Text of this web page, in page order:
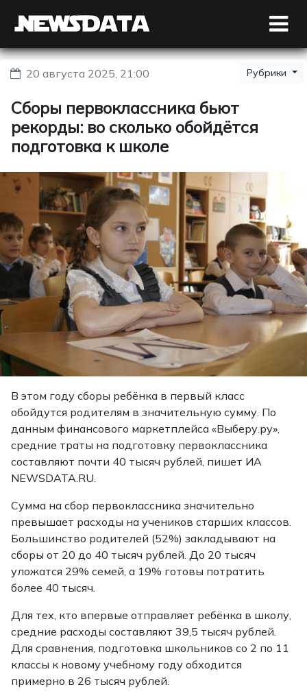
20 августа 2025, 21:00 Рубрики
Сборы первоклассника бьют
рекорды: во сколько обойдётся
подготовка к школе
В этом году сборы ребёнка в первый класс
обойдутся родителям в значительную сумму. По
данным финансового маркетплейса «Выберу.ру»,
средние траты на подготовку первоклассника
составляют почти 40 тысяч рублей, пишет ИА
NEWSDATA.RU.
Сумма на сбор первоклассника значительно
превышает расходы на учеников старших классов.
Большинство родителей (52%) закладывают на
сборы от 20 до 40 тысяч рублей. До 20 тысяч
уложатся 29% семей, а 19% готовы потратить
более 40 тысяч.
Для тех, кто впервые отправляет ребёнка в школу,
средние расходы составляют 39,5 тысяч рублей.
Для сравнения, подготовка школьников со 2 по 11
классы к новому учебному году обходится
примерно в 26 тысяч рублей.